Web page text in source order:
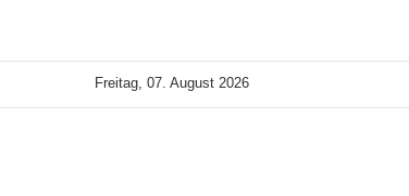
Freitag, 07. August 2026